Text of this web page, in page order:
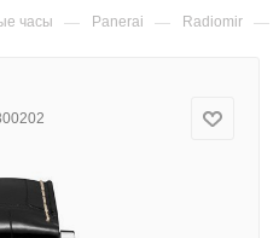
часы — Panerai — Radiomir —